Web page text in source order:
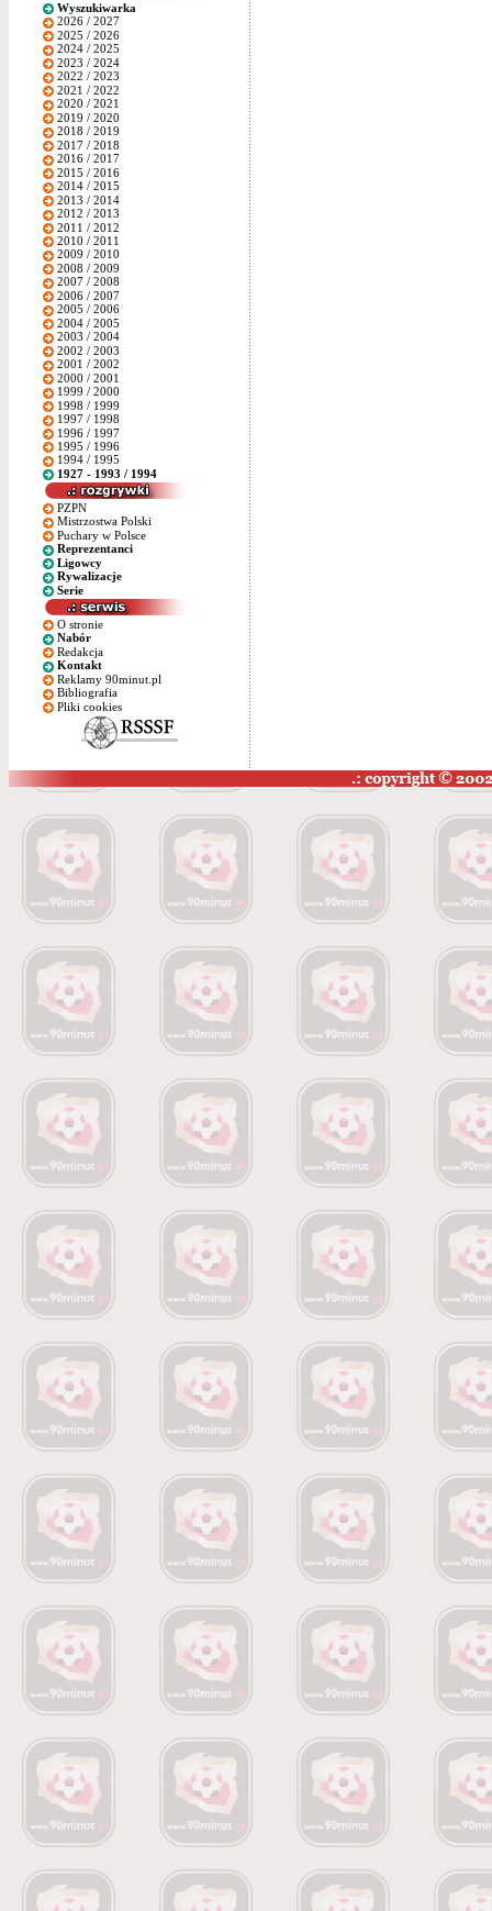
Wyszukiwarka
2026 / 2027
2025 / 2026
2024 / 2025
2023 / 2024
2022 / 2023
2021 / 2022
2020 / 2021
2019 / 2020
2018 / 2019
2017 / 2018
2016 / 2017
2015 / 2016
2014 / 2015
2013 / 2014
2012 / 2013
2011 / 2012
2010 / 2011
2009 / 2010
2008 / 2009
2007 / 2008
2006 / 2007
2005 / 2006
2004 / 2005
2003 / 2004
2002 / 2003
2001 / 2002
2000 / 2001
1999 / 2000
1998 / 1999
1997 / 1998
1996 / 1997
1995 / 1996
1994 / 1995
1927 - 1993 / 1994
PZPN
Mistrzostwa Polski
Puchary w Polsce
Reprezentanci
Ligowcy
Rywalizacje
Serie
O stronie
Nabór
Redakcja
Kontakt
Reklamy 90minut.pl
Bibliografia
Pliki cookies